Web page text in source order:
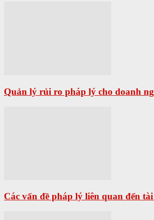
Quản lý rủi ro pháp lý cho doanh
Các vấn đề pháp lý liên quan đến tài